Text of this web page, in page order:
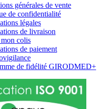
générales de vente
de confidentialité
légales
de livraison
colis
de paiement
de fidélité GIRODMED+